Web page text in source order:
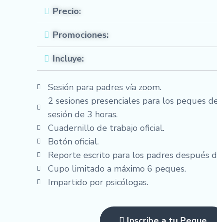
Precio:
Promociones:
Incluye:
Sesión para padres vía zoom.
2 sesiones presenciales para los peques
sesión de 3 horas.
Cuadernillo de trabajo oficial.
Botón oficial.
Reporte escrito para los padres después
Cupo limitado a máximo 6 peques.
Impartido por psicólogas.